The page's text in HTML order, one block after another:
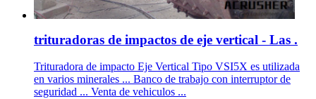
trituradoras de impactos de eje vertical - Las .
Trituradora de impacto Eje Vertical Tipo VSI5X es utilizada
en varios minerales ... Banco de trabajo con interruptor de
seguridad ... Venta de vehiculos ...